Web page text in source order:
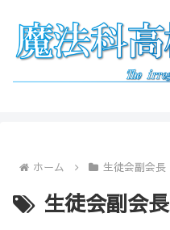
ホーム 生徒会副会長
生徒会副会長